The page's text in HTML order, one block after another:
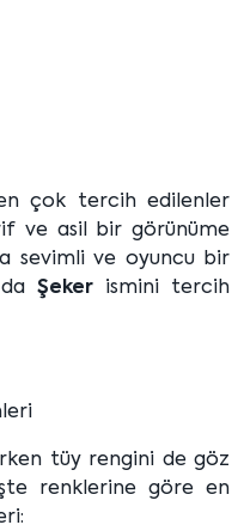
çok tercih edilenler
ve asil bir görünüme
sevimli ve oyuncu bir
Şeker ismini tercih
tüy rengini de göz
renklerine göre en